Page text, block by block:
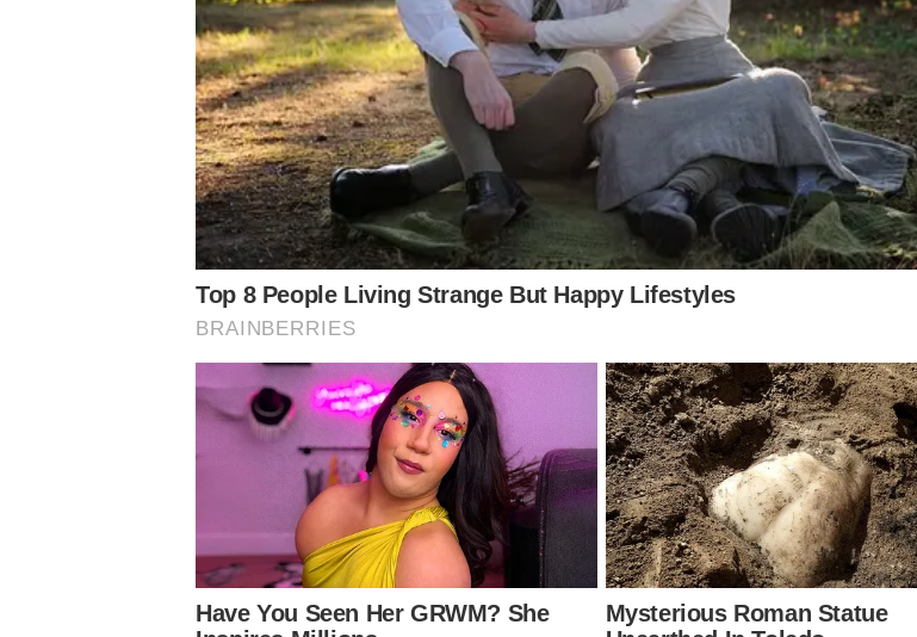
Felipe Melo esclarece acusações sobre ter perfil fake e promete: ‘Serão processados’
Com problemas físicos, Rony e Luan desfalcam Palmeiras contra Santos
Conheça o canal do Nosso Palestra no Youtube
Siga o Nosso Palestra nas redes sociais